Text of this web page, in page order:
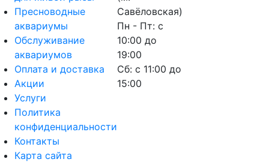
Пресноводные
аквариумы
Обслуживание
аквариумов
Оплата и доставка
Акции
Услуги
Политика
конфиденциальности
Контакты
Карта сайта
Савёловская)
Пн - Пт: с
10:00 до
19:00
Сб: с 11:00 до
15:00